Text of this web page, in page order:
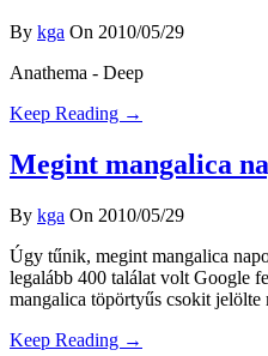
By kga On 2010/05/29
Anathema - Deep
Keep Reading →
Megint mangalica
By kga On 2010/05/29
Úgy tűnik, megint mangalica
legalább 400 találat volt Google
mangalica töpörtyűs csokit
Keep Reading →